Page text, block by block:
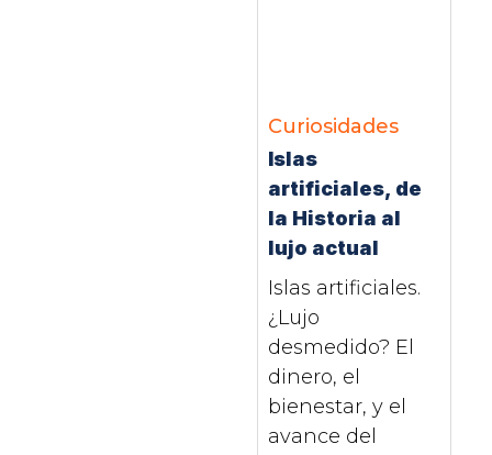
Curiosidades
Islas
artificiales, de
la Historia al
lujo actual
Islas artificiales.
¿Lujo
desmedido? El
dinero, el
bienestar, y el
avance del